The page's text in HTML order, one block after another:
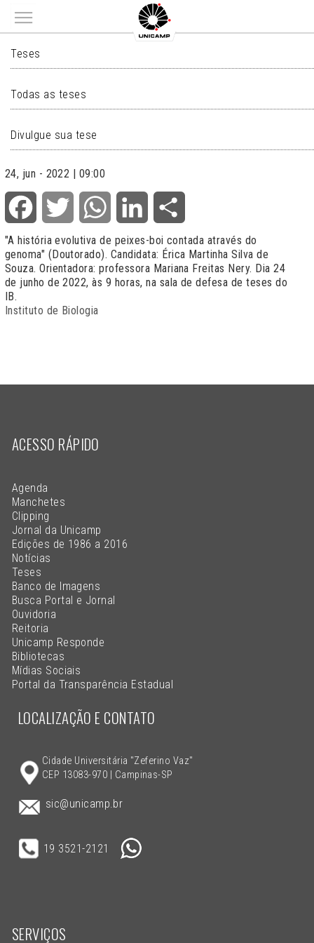
Main menu
TESES
Teses
Todas as teses
Divulgue sua tese
24, jun - 2022 | 09:00
Facebook Twitter WhatsApp LinkedIn
"A história evolutiva de peixes-boi contada através do
genoma" (Doutorado). Candidata: Érica Martinha Silva de
Souza. Orientadora: professora Mariana Freitas Nery. Dia 24
de junho de 2022, às 9 horas, na sala de defesa de teses do
IB.
Instituto de Biologia
ACESSO RÁPIDO
Agenda
Manchetes
Clipping
Jornal da Unicamp
Edições de 1986 a 2016
Notícias
Teses
Banco de Imagens
Busca Portal e Jornal
Ouvidoria
Reitoria
Unicamp Responde
Bibliotecas
Mídias Sociais
Portal da Transparência Estadual
LOCALIZAÇÃO E CONTATO
Cidade Universitária "Zeferino Vaz"
CEP 13083-970 | Campinas-SP
sic@unicamp.br
19 3521-2121
SERVIÇOS